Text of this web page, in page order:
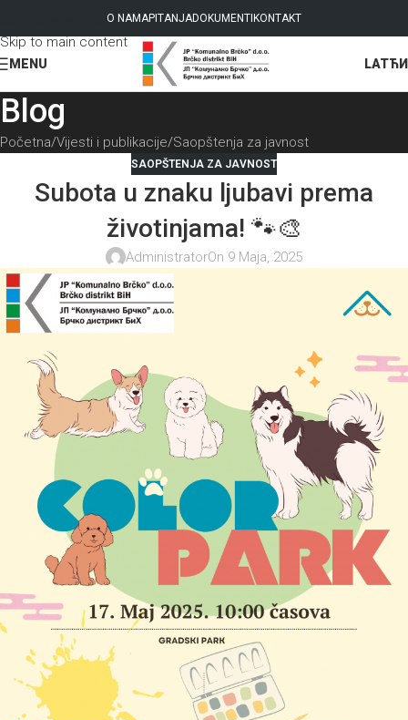
Skip to navigation
Skip to main content
O NAMAPITANJADOKUMENTI KONTAKT
MENU LAT
Blog
Početna Vijesti i publikacije Saopštenja za javnost
SAOPŠTENJA ZA JAVNOST
Subota u znaku ljubavi prema
životinjama! 🐾🎨
AdministratorOn 9 Maja, 2025